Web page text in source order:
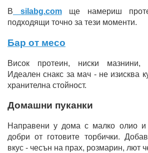
В silabg.comще намериш
подходящи точно за тези моменти.
Бар от месо
Висок протеин, ниски мазнини,
Идеален снакс за мач - не изисква
хранителна стойност.
Домашни пуканки
Направени у дома с малко олио
добри от готовите торбички.
вкус - чесън на прах, розмарин, лют